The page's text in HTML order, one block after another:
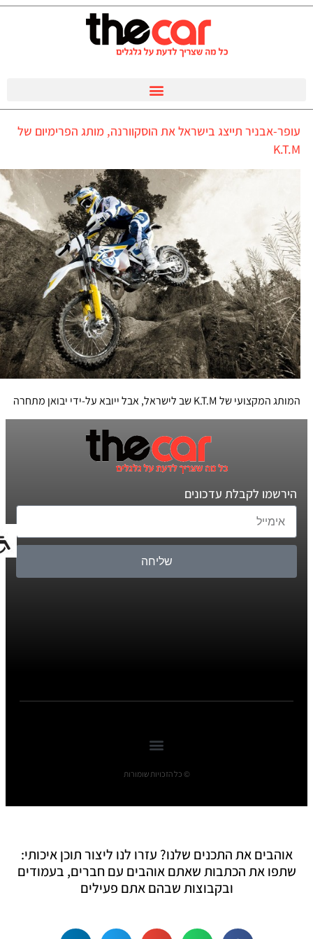
עופר-אבניר תייצג בישראל את הוסקוורנה, מותג הפרימיום של
K.T.M
המותג המקצועי של K.T.M שב לישראל, אבל ייובא על-ידי יבואן מתחרה
הירשמו לקבלת עדכונים
שליחה
© כל הזכויות שומורות
אוהבים את התכנים שלנו? עזרו לנו ליצור תוכן איכותי:
שתפו את הכתבות שאתם אוהבים עם חברים, בעמודים
ובקבוצות שבהם אתם פעילים